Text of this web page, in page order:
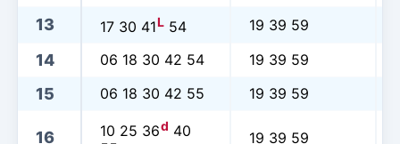
13 17 30 41L 54 19 39 59
14 06 18 30 42 54 19 39 59
15 06 18 30 42 55 19 39 59
16 10 25 36d 40
19 39 59